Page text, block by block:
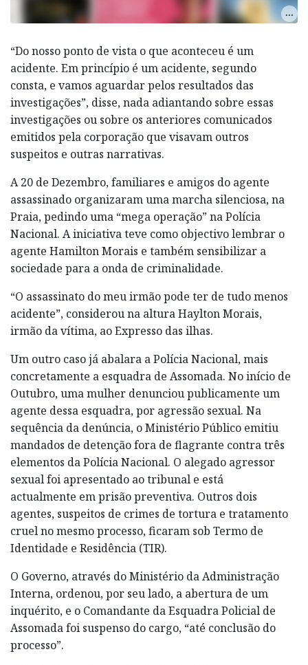
“Do nosso ponto de vista o que aconteceu é um
acidente. Em princípio é um acidente, segundo
consta, e vamos aguardar pelos resultados das
investigações”, disse, nada adiantando sobre essas
investigações ou sobre os anteriores comunicados
emitidos pela corporação que visavam outros
suspeitos e outras narrativas.
A 20 de Dezembro, familiares e amigos do agente
assassinado organizaram uma marcha silenciosa, na
Praia, pedindo uma “mega operação” na Polícia
Nacional. A iniciativa teve como objectivo lembrar o
agente Hamilton Morais e também sensibilizar a
sociedade para a onda de criminalidade.
“O assassinato do meu irmão pode ter de tudo menos
acidente”, considerou na altura Haylton Morais,
irmão da vítima, ao Expresso das ilhas.
Um outro caso já abalara a Polícia Nacional, mais
concretamente a esquadra de Assomada. No início de
Outubro, uma mulher denunciou publicamente um
agente dessa esquadra, por agressão sexual. Na
sequência da denúncia, o Ministério Público emitiu
mandados de detenção fora de flagrante contra três
elementos da Polícia Nacional. O alegado agressor
sexual foi apresentado ao tribunal e está
actualmente em prisão preventiva. Outros dois
agentes, suspeitos de crimes de tortura e tratamento
cruel no mesmo processo, ficaram sob Termo de
Identidade e Residência (TIR).
O Governo, através do Ministério da Administração
Interna, ordenou, por seu lado, a abertura de um
inquérito, e o Comandante da Esquadra Policial de
Assomada foi suspenso do cargo, “até conclusão do
processo”.